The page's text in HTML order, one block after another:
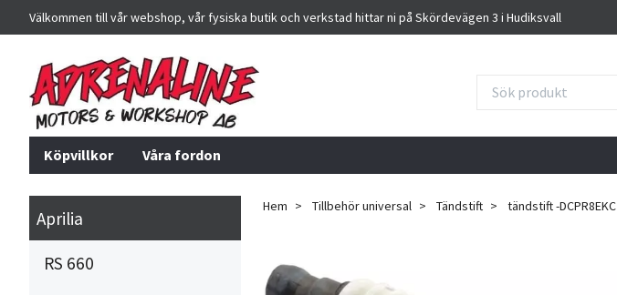
Välkommen till vår webshop, vår fysiska butik och verkstad hittar ni på Skördevägen 3 i Hudiksvall
Köpvillkor Våra fordon
Aprilia
RS 660
Hem Tillbehör universal Tändstift tändstift -DCPR8EKC